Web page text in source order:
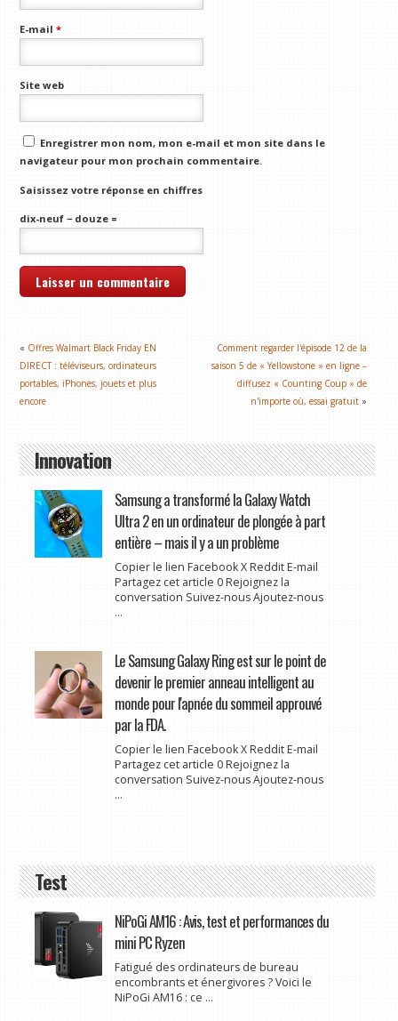
E-mail*
Site web
Enregistrer mon nom, mon e-mail et mon site dans le
navigateur pour mon prochain commentaire.
Saisissez votre réponse en chiffres
dix-neuf − douze =
« Offres Walmart Black Friday EN
DIRECT : téléviseurs, ordinateurs
portables, iPhones, jouets et plus
encore
Comment regarder l'épisode 12 de la
saison 5 de « Yellowstone » en ligne –
diffusez « Counting Coup » de
n'importe où, essai gratuit »
Innovation
Samsung a transformé la Galaxy Watch
Ultra 2 en un ordinateur de plongée à part
entière – mais il y a un problème
Copier le lien Facebook X Reddit E-mail
Partagez cet article 0 Rejoignez la
conversation Suivez-nous Ajoutez-nous
...
Le Samsung Galaxy Ring est sur le point de
devenir le premier anneau intelligent au
monde pour l'apnée du sommeil approuvé
par la FDA.
Copier le lien Facebook X Reddit E-mail
Partagez cet article 0 Rejoignez la
conversation Suivez-nous Ajoutez-nous
...
Test
NiPoGi AM16 : Avis, test et performances du
mini PC Ryzen
Fatigué des ordinateurs de bureau
encombrants et énergivores ? Voici le
NiPoGi AM16 : ce ...